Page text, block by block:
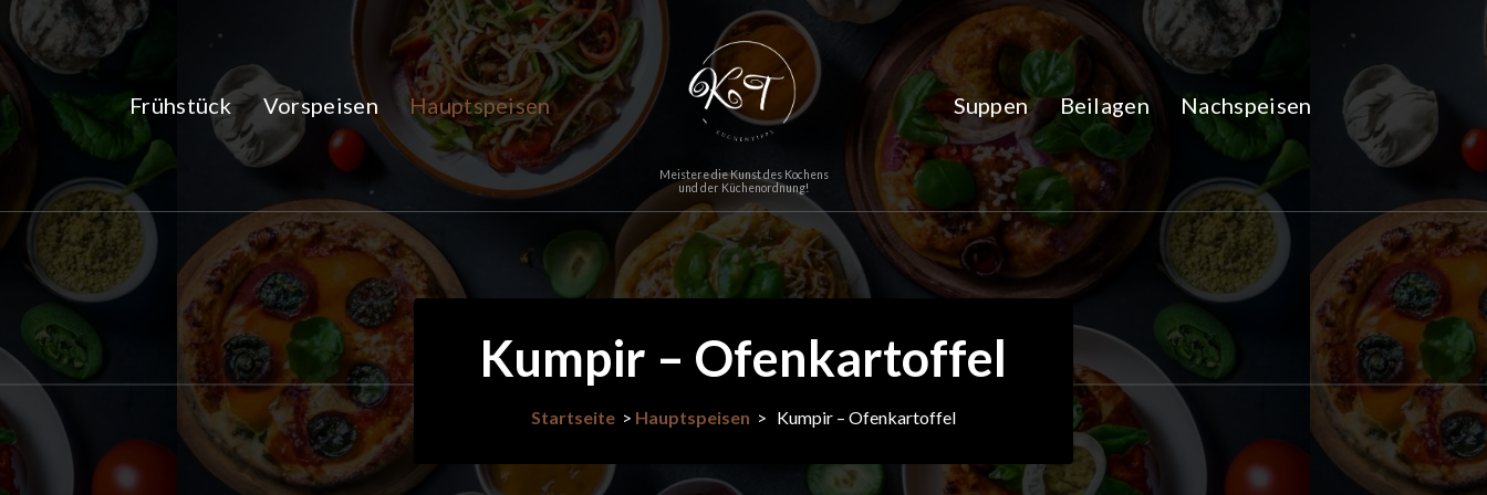
Zum
Inhalt
springen
Frühstück Vorspeisen Hauptspeisen
Meistere die Kunst des Kochens
und der Küchenordnung!
Suppen Beilagen Nachspeisen
Kumpir – Ofenkartoffel
Startseite > Hauptspeisen > Kumpir – Ofenkartoffel